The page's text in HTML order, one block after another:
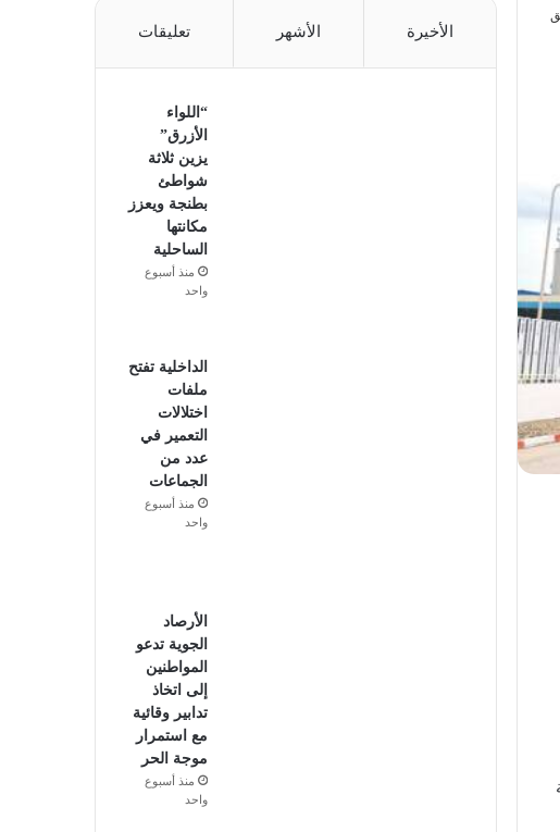
الأخيرة الأشهر تعليقات
“اللواء
الأزرق”
يزين ثلاثة
شواطئ
بطنجة ويعزز
مكانتها
الساحلية
منذ أسبوع
واحد
الداخلية تفتح
ملفات
اختلالات
التعمير في
عدد من
الجماعات
منذ أسبوع
واحد
الأرصاد
الجوية تدعو
المواطنين
إلى اتخاذ
تدابير وقائية
مع استمرار
موجة الحر
منذ أسبوع
واحد